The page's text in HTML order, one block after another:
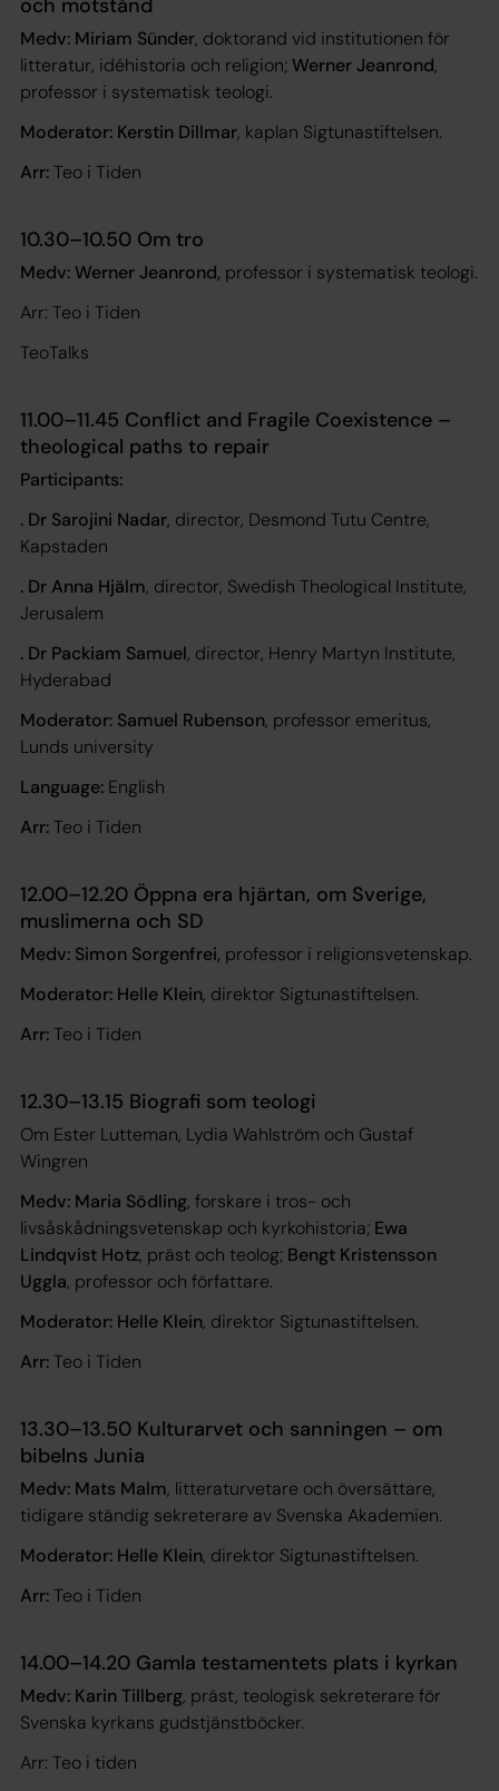
och motstånd
Medv: Miriam Sünder, doktorand vid institutionen för
litteratur, idéhistoria och religion;Werner Jeanrond,
professor i systematisk teologi.
Moderator: Kerstin Dillmar, kaplan Sigtunastiftelsen.
Arr:Teo i Tiden
10.30–10.50 Om tro
Medv: Werner Jeanrond, professor i systematisk teologi.
Arr: Teo i Tiden
TeoTalks
11.00–11.45 Conflict and Fragile Coexistence –
theological paths to repair
Participants:
. Dr Sarojini Nadar, director, Desmond Tutu Centre,
Kapstaden
. Dr Anna Hjälm, director, Swedish Theological Institute,
Jerusalem
. Dr Packiam Samuel, director, Henry Martyn Institute,
Hyderabad
Moderator: Samuel Rubenson, professor emeritus,
Lunds university
Language: English
Arr:Teo i Tiden
12.00–12.20 Öppna era hjärtan, om Sverige,
muslimerna och SD
Medv: Simon Sorgenfrei, professor i religionsvetenskap.
Moderator: Helle Klein, direktor Sigtunastiftelsen.
Arr:Teo i Tiden
12.30–13.15 Biografi som teologi
Om Ester Lutteman, Lydia Wahlström och Gustaf
Wingren
Medv: Maria Södling, forskare i tros- och
livsåskådningsvetenskap och kyrkohistoria; Ewa
Lindqvist Hotz, präst och teolog; Bengt Kristensson
Uggla, professor och författare.
Moderator: Helle Klein, direktor Sigtunastiftelsen.
Arr:Teo i Tiden
13.30–13.50 Kulturarvet och sanningen – om
bibelns Junia
Medv: Mats Malm, litteraturvetare och översättare,
tidigare ständig sekreterare av Svenska Akademien.
Moderator: Helle Klein, direktor Sigtunastiftelsen.
Arr:Teo i Tiden
14.00–14.20 Gamla testamentets plats i kyrkan
Medv: Karin Tillberg, präst, teologisk sekreterare för
Svenska kyrkans gudstjänstböcker.
Arr: Teo i tiden